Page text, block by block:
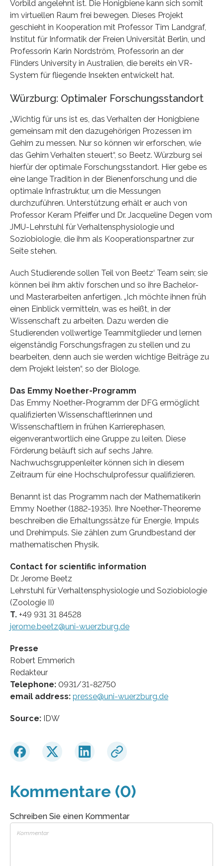
Vorbild angelehnt ist. Die Honigbiene kann sich somit
im virtuellen Raum frei bewegen. Dieses Projekt
geschieht in Kooperation mit Professor Tim Landgraf,
Institut für Informatik der Freien Universität Berlin, und
Professorin Karin Nordström, Professorin an der
Flinders University in Australien, die bereits ein VR-
System für fliegende Insekten entwickelt hat.
Würzburg: Optimaler Forschungsstandort
„Wichtig für uns ist es, das Verhalten der Honigbiene
gemeinsam mit den dazugehörigen Prozessen im
Gehirn zu messen. Nur so können wir erforschen, wie
das Gehirn Verhalten steuert“, so Beetz. Würzburg sei
hierfür der optimale Forschungsstandort. Hier gebe es
eine lange Tradition in der Bienenforschung und die
optimale Infrastruktur, um die Messungen
durchzuführen. Unterstützung erhält er auch von
Professor Keram Pfeiffer und Dr. Jacqueline Degen vom
JMU-Lehrstuhl für Verhaltensphysiologie und
Soziobiologie, die ihm als Kooperationspartner zur
Seite stehen.
Auch Studierende sollen Teil von Beetz‘ Team sein; sie
können bei ihm aktiv forschen und so ihre Bachelor-
und Masterarbeiten anfertigen. „Ich möchte ihnen früh
einen Einblick vermitteln, was es heißt, in der
Wissenschaft zu arbeiten. Dazu werden die
Studierenden vollwertige Teammitglieder und lernen
eigenständig Forschungsfragen zu stellen und zu
bearbeiten, denn auch sie werden wichtige Beiträge zu
dem Projekt leisten“, so der Biologe.
Das Emmy Noether-Programm
Das Emmy Noether-Programm der DFG ermöglicht
qualifizierten Wissenschaftlerinnen und
Wissenschaftlern in frühen Karrierephasen,
eigenverantwortlich eine Gruppe zu leiten. Diese
Förderung beläuft sich auf sechs Jahre.
Nachwuchsgruppenleiter können sich in diesem
Zeitraum für eine Hochschulprofessur qualifizieren.
Benannt ist das Programm nach der Mathematikerin
Emmy Noether (1882-1935). Ihre Noether-Theoreme
beschreiben die Erhaltungssätze für Energie, Impuls
und Drehimpuls. Sie zählen zum Grundbestand der
mathematischen Physik.
Contact for scientific information
Dr. Jerome Beetz
Lehrstuhl für Verhaltensphysiologie und Soziobiologie
(Zoologie II)
T. +49 931 31 84528
jerome.beetz@uni-wuerzburg.de
Presse
Robert Emmerich
Redakteur
Telephone: 0931/31-82750
email address: presse@uni-wuerzburg.de
Source: IDW
Kommentare (0)
Schreiben Sie einen Kommentar